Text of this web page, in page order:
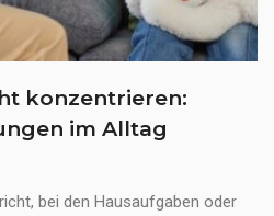
konzentrieren:
im Alltag
bei den Hausaufgaben oder